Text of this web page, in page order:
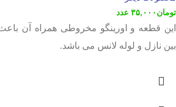
تومان ۳۵,۰۰۰ عدد
این قطعه و اورینگو مخروطی همراه آن
بین نازل و لوله لانس می باشد.